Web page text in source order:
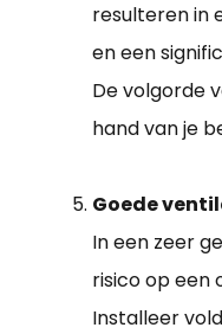
resulteren in
en een
De volgorde
hand van je
Goede
In een zeer
risico op een
Installeer